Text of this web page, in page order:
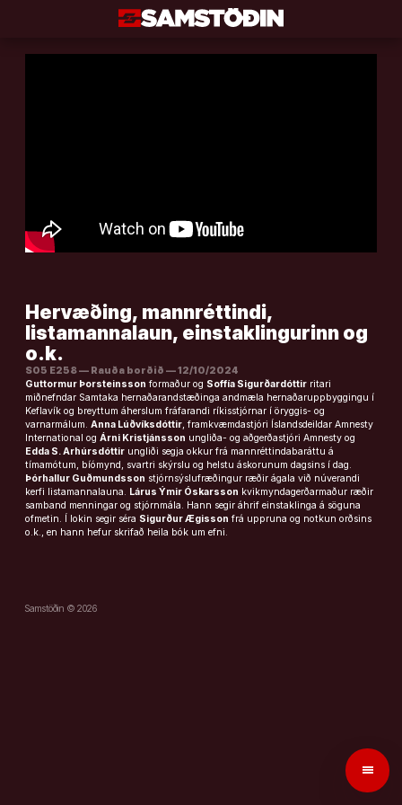
menu
Hervæðing, mannréttindi,
listamannalaun, einstaklingurinn og
o.k.
S05 E258 — Rauða borðið — 12/10/2024
Guttormur Þorsteinsson formaður og Soffía Sigurðardóttir ritari
miðnefndar Samtaka hernaðarandstæðinga andmæla hernaðaruppbyggingu í
Keflavík og breyttum áherslum fráfarandi ríkisstjórnar í öryggis- og
varnarmálum. Anna Lúðvíksdóttir, framkvæmdastjóri Íslandsdeildar Amnesty
International og Árni Kristjánsson ungliða- og aðgerðastjóri Amnesty og
Edda S. Arhúrsdóttir ungliði segja okkur frá mannréttindabaráttu á
tímamótum, bíómynd, svartri skýrslu og helstu áskorunum dagsins í dag.
Þórhallur Guðmundsson stjórnsýslufræðingur ræðir ágala við núverandi
kerfi listamannalauna. Lárus Ýmir Óskarsson kvikmyndagerðarmaður ræðir
samband menningar og stjórnmála. Hann segir áhrif einstaklinga á söguna
ofmetin. Í lokin segir séra Sigurður Ægisson frá uppruna og notkun orðsins
o.k., en hann hefur skrifað heila bók um efni.
Samstöðin © 2026